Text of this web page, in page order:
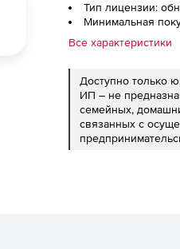
Тип лицензии:
Минимальная
Все характеристики
Доступно только
ИП – не
семейных,
связанных с